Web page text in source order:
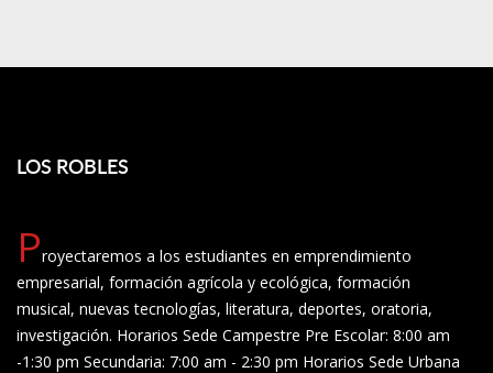
LOS ROBLES
Proyectaremos a los estudiantes en emprendimiento
empresarial, formación agrícola y ecológica, formación
musical, nuevas tecnologías, literatura, deportes, oratoria,
investigación. Horarios Sede Campestre Pre Escolar: 8:00 am
-1:30 pm Secundaria: 7:00 am - 2:30 pm Horarios Sede Urbana